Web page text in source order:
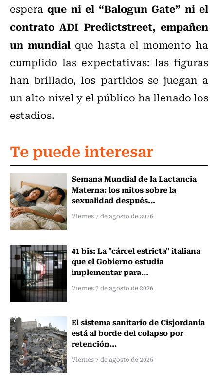
esperaque ni el “Balogun Gate” ni el
contrato ADI Predictstreet, empañen
un mundialque hasta el momento ha
cumplido las expectativas: las figuras
han brillado, los partidos se juegan a
un alto nivel y el público ha llenado los
estadios.
Te puede interesar
Semana Mundial de la Lactancia
Materna: los mitos sobre la
sexualidad después...
Viernes 7 de agosto de 2026
41 bis: La "cárcel estricta" italiana
que el Gobierno estudia
implementar para...
Viernes 7 de agosto de 2026
El sistema sanitario de Cisjordania
está al borde del colapso por
retención...
Viernes 7 de agosto de 2026